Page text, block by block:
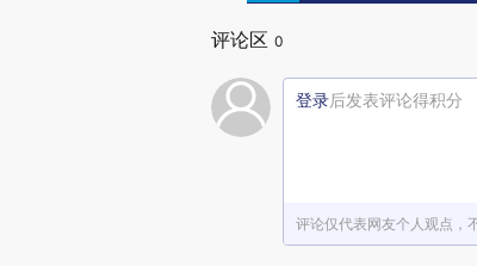
评论区 0
登录后发表评论得积分
评论仅代表网友个人观点，